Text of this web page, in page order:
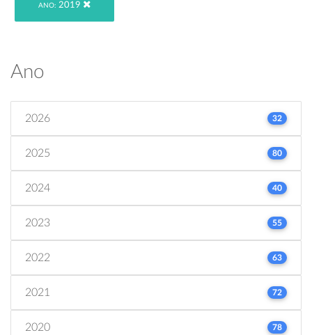
ANO: 2019
Ano
2026 32
2025 80
2024 40
2023 55
2022 63
2021 72
2020 78